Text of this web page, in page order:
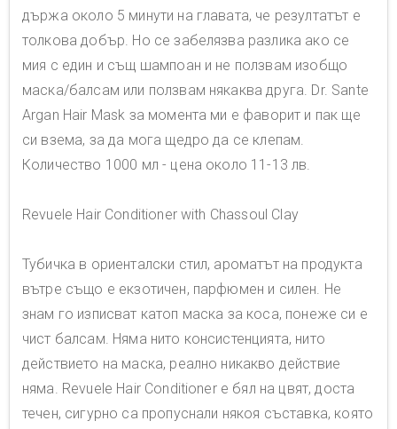
държа около 5 минути на главата, че резултатът е
толкова добър. Но се забелязва разлика ако се
мия с един и същ шампоан и не ползвам изобщо
маска/балсам или ползвам някаква друга. Dr. Sante
Argan Hair Mask за момента ми е фаворит и пак ще
си взема, за да мога щедро да се клепам.
Количество 1000 мл - цена около 11-13 лв.
Revuele Hair Conditioner with Chassoul Clay
Тубичка в ориенталски стил, ароматът на продукта
вътре също е екзотичен, парфюмен и силен. Не
знам го изписват катоп маска за коса, понеже си е
чист балсам. Няма нито консистенцията, нито
действието на маска, реално никакво действие
няма. Revuele Hair Conditioner е бял на цвят, доста
течен, сигурно са пропуснали някоя съставка, която